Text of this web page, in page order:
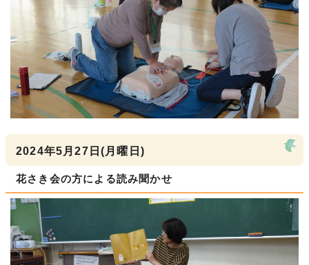
2024年5月27日(月曜日)
花さき会の方による読み聞かせ